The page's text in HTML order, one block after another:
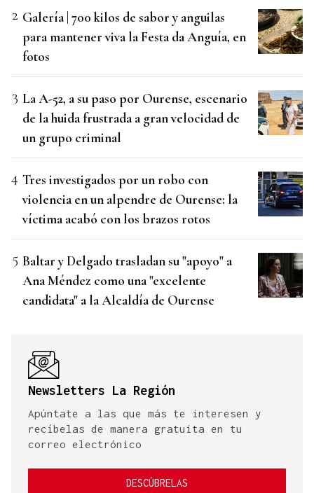
Galería | 700 kilos de sabor y anguilas
para mantener viva la Festa da Anguía, en
fotos
La A-52, a su paso por Ourense, escenario
de la huida frustrada a gran velocidad de
un grupo criminal
Tres investigados por un robo con
violencia en un alpendre de Ourense: la
víctima acabó con los brazos rotos
Baltar y Delgado trasladan su "apoyo" a
Ana Méndez como una "excelente
candidata" a la Alcaldía de Ourense
Newsletters La Región
Apúntate a las que más te interesen y
recíbelas de manera gratuita en tu
correo electrónico
DESCÚBRELAS